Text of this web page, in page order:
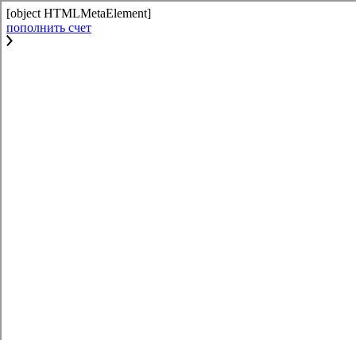
[object HTMLMetaElement]
пополнить счет